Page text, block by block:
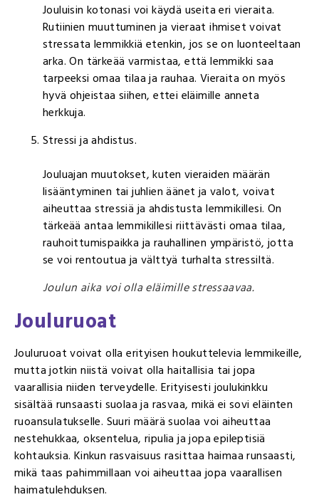
Jouluisin kotonasi voi käydä useita eri vieraita.
Rutiinien muuttuminen ja vieraat ihmiset voivat
stressata lemmikkiä etenkin, jos se on luonteeltaan
arka. On tärkeää varmistaa, että lemmikki saa
tarpeeksi omaa tilaa ja rauhaa. Vieraita on myös
hyvä ohjeistaa siihen, ettei eläimille anneta
herkkuja.
Stressi ja ahdistus.
Jouluajan muutokset, kuten vieraiden määrän
lisääntyminen tai juhlien äänet ja valot, voivat
aiheuttaa stressiä ja ahdistusta lemmikillesi. On
tärkeää antaa lemmikillesi riittävästi omaa tilaa,
rauhoittumispaikka ja rauhallinen ympäristö, jotta
se voi rentoutua ja välttyä turhalta stressiltä.
Joulun aika voi olla eläimille stressaavaa.
Jouluruoat
Jouluruoat voivat olla erityisen houkuttelevia lemmikeille,
mutta jotkin niistä voivat olla haitallisia tai jopa
vaarallisia niiden terveydelle. Erityisesti joulukinkku
sisältää runsaasti suolaa ja rasvaa, mikä ei sovi eläinten
ruoansulatukselle. Suuri määrä suolaa voi aiheuttaa
nestehukkaa, oksentelua, ripulia ja jopa epileptisiä
kohtauksia. Kinkun rasvaisuus rasittaa haimaa runsaasti,
mikä taas pahimmillaan voi aiheuttaa jopa vaarallisen
haimatulehduksen.